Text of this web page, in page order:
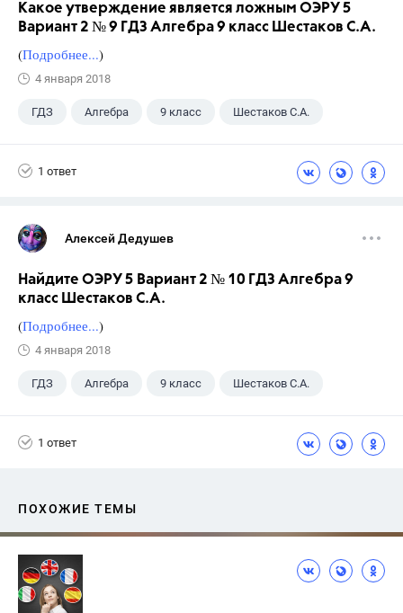
Какое утверждение является ложным ОЭРУ 5
Вариант 2 № 9 ГДЗ Алгебра 9 класс Шестаков С.А.
(Подробнее...)
4 января 2018
ГДЗ Алгебра 9 класс Шестаков С.А.
1 ответ
Алексей Дедушев
Найдите ОЭРУ 5 Вариант 2 № 10 ГДЗ Алгебра 9
класс Шестаков С.А.
(Подробнее...)
4 января 2018
ГДЗ Алгебра 9 класс Шестаков С.А.
1 ответ
ПОХОЖИЕ ТЕМЫ